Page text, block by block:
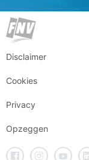
Disclaimer
Cookies
Privacy
Opzeggen